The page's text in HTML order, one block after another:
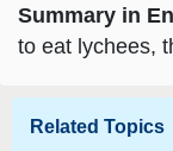
Summary in
to eat lychees,
Related Topics